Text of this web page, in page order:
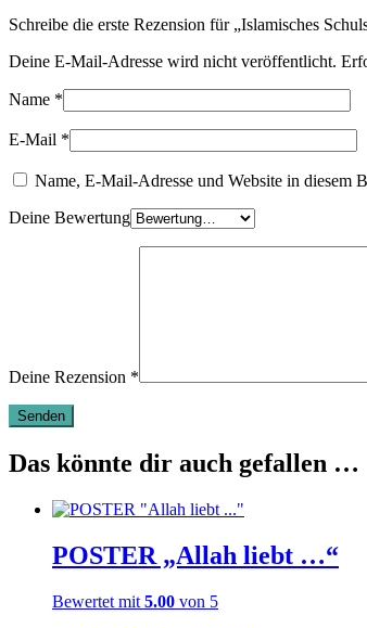
Schreibe die erste Rezension für „Islamisches
Deine E-Mail-Adresse wird nicht veröffentlicht.
Name *
E-Mail *
Name, E-Mail-Adresse und Website in diesem
Deine Bewertung
Deine Rezension *
Das könnte dir auch gefallen …
POSTER „Allah liebt …“
Bewertet mit 5.00 von 5